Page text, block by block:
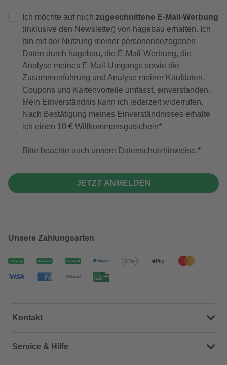
Ich möchte auf mich zugeschnittene E-Mail-Werbung
(inklusive den Newsletter) von hagebau erhalten. Ich
bin mit der Nutzung meiner personenbezogenen
Daten durch hagebau, die E-Mail-Werbung, die
Analyse meines E-Mail-Umgangs sowie die
Zusammenführung und Analyse meiner Kaufdaten,
Coupons und Kartenvorteile umfasst, einverstanden.
Mein Einverständnis kann ich jederzeit widerrufen.
Nach Bestätigung meines Einverständnisses erhalte
ich einen 10 € Willkommensgutschein*.
Bitte beachte auch unsere Datenschutzhinweise.
JETZT ANMELDEN
Unsere Zahlungsarten
Kontakt
Dein Kontakt zu uns
Service & Hilfe